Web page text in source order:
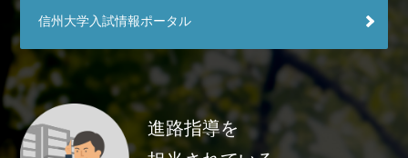
信州大学入試情報ポータル
進路指導を